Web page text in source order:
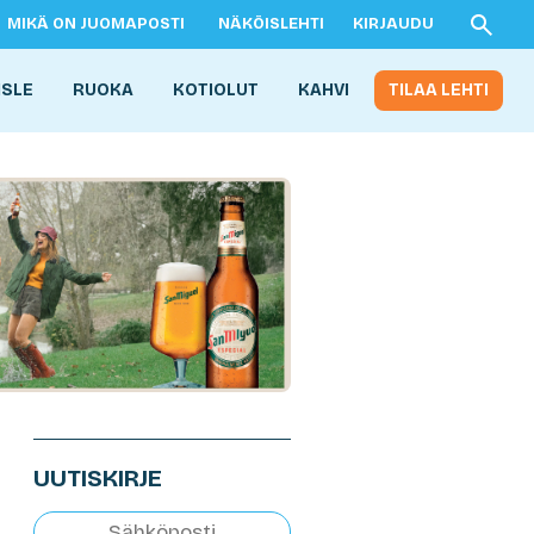
MIKÄ ON JUOMAPOSTI NÄKÖISLEHTI KIRJAUDU
RUOKA KOTIOLUT KAHVI TILAA LEHTI
UUTISKIRJE